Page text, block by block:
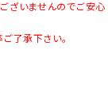
ざいませんのでご安心
了承下さい。